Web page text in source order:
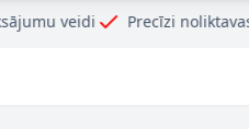
Precīzi noliktavas atlikumi